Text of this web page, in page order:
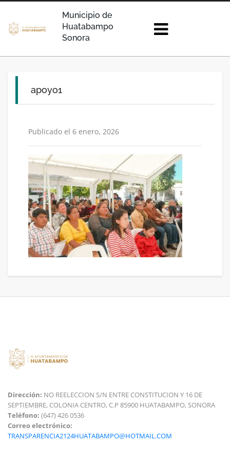
Municipio de
Huatabampo
Sonora
apoyo1
Publicado el 6 enero, 2026
Dirección: NO REELECCION S/N ENTRE CONSTITUCION Y 16 DE
SEPTIEMBRE, COLONIA CENTRO, C.P 85900 HUATABAMPO, SONORA
Teléfono: (647) 426 0536
Correo electrónico:
TRANSPARENCIA2124HUATABAMPO@HOTMAIL.COM